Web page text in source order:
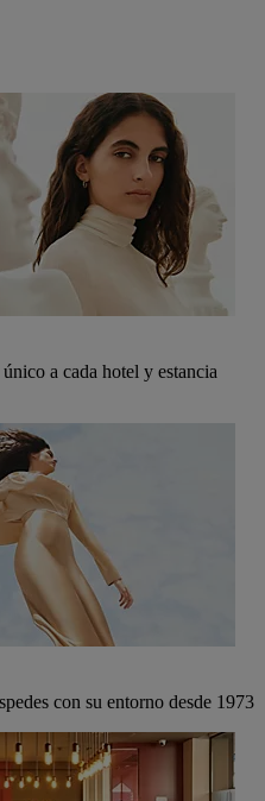
a cada hotel y estancia
con su entorno desde 1973